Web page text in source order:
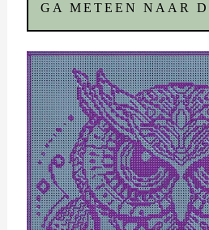
GA METEEN NAAR